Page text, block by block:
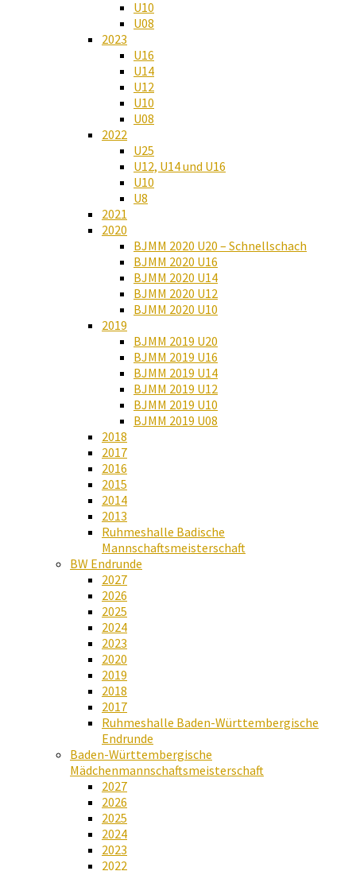
U10
U08
2023
U16
U14
U12
U10
U08
2022
U25
U12, U14 und U16
U10
U8
2021
2020
BJMM 2020 U20 – Schnellschach
BJMM 2020 U16
BJMM 2020 U14
BJMM 2020 U12
BJMM 2020 U10
2019
BJMM 2019 U20
BJMM 2019 U16
BJMM 2019 U14
BJMM 2019 U12
BJMM 2019 U10
BJMM 2019 U08
2018
2017
2016
2015
2014
2013
Ruhmeshalle Badische
Mannschaftsmeisterschaft
BW Endrunde
2027
2026
2025
2024
2023
2020
2019
2018
2017
Ruhmeshalle Baden-Württembergische
Endrunde
Baden-Württembergische
Mädchenmannschaftsmeisterschaft
2027
2026
2025
2024
2023
2022